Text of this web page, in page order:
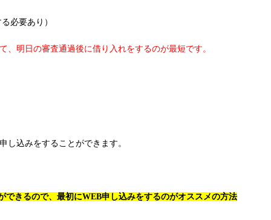
必要あり）
明日の審査通過後に借り入れをするのが最短です。
し込みをすることができます。
できるので、最初にWEB申し込みをするのがオススメの方法